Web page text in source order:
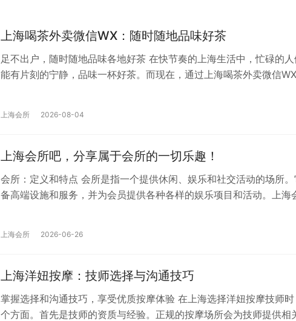
上海喝茶外卖微信WX：随时随地品味好茶
足不出户，随时随地品味各地好茶 在快节奏的上海生活中，忙碌的
能有片刻的宁静，品味一杯好茶。而现在，通过上海喝茶外卖微信
选择。这里有清新淡雅的绿茶，如龙井、碧螺春，它们口感鲜爽，带
茶，温暖的茶汤在口中散开，仿佛能驱散所有的寒意；还有独具韵味
上海会所 2026-08-04
上海会所吧，分享属于会所的一切乐趣！
会所：定义和特点 会所是指一个提供休闲、娱乐和社交活动的场所
备高端设施和服务，并为会员提供各种各样的娱乐项目和活动。上海
人休息室、豪华酒吧和美食餐厅。你可以在这里享受到宁静的氛围和
种美食和饮品选择。从精心烹制的传统美食到现代创意菜肴，你可以
上海会所 2026-06-26
上海洋妞按摩：技师选择与沟通技巧
掌握选择和沟通技巧，享受优质按摩体验 在上海选择洋妞按摩技师
个方面。首先是技师的资质与经验。正规的按摩场所会为技师提供相